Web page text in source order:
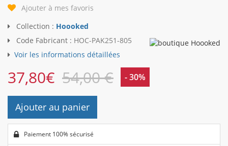
Ajouter à mes favoris
Collection : Hoooked
Code Fabricant : HOC-PAK251-805
Voir les informations détaillées
37,80€ 54,00 € - 30%
Ajouter au panier
Paiement 100% sécurisé